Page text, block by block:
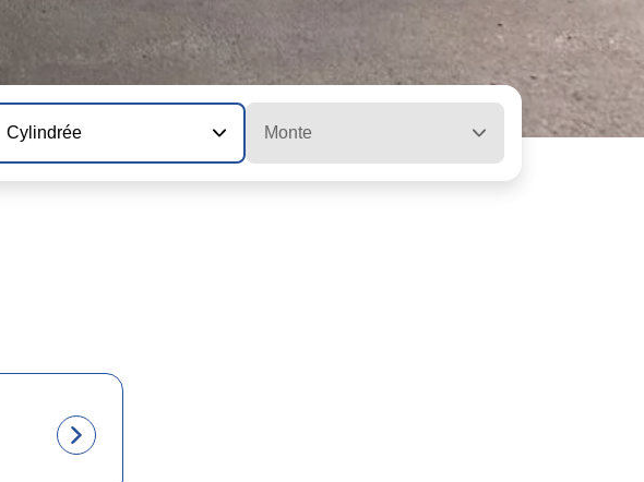
Cylindrée Monte